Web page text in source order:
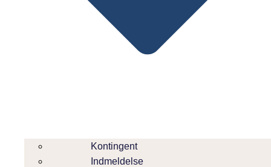
Kontingent
Indmeldelse